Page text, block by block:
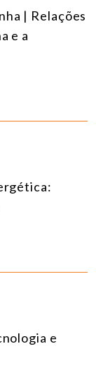
| Relações
e a
e